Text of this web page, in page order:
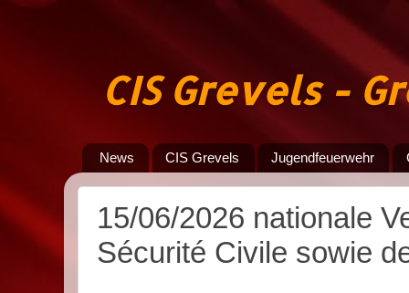
CIS Grevels -
News CIS Grevels Jugendfeuerwehr
15/06/2026 nationale
Sécurité Civile sowie